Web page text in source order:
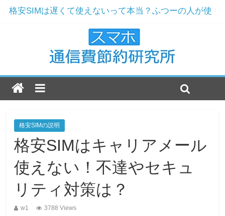
格安SIMは遅くて使えないって本当？ふつーの人が使
ドコモからMNPで楽天モバイルへ！解約と契約の実例
ワイモバイルおすすめ機種2019年版！現役店員が選ぶ
楽天モバイルのおすすめ機種2019年最新版！
ドコモ解約をおすすめする7つの理由！まだ格安SIMじ
格安SIMの説明
格安SIMはキャリアメール
使えない！不達やセキュ
リティ対策は？
w1 3788 Views